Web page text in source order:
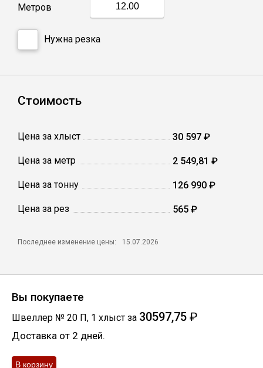
Столбы заборные
Сетка кладочная
Электроды
Проволока
Скобо-гибочные изделия
Остальное
Метров
Нужна резка
Стоимость
Цена за хлыст 30 597 ₽
Цена за метр 2 549,81 ₽
Цена за тонну 126 990 ₽
Цена за рез 565 ₽
Последнее изменение цены: 15.07.2026
Вы покупаете
Швеллер № 20 П, 1 хлыст за 30597,75 ₽
Доставка от 2 дней.